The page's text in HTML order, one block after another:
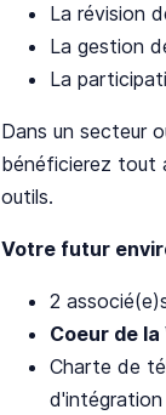
La révision
La gestion
La
Dans un secteur
bénéficierez tout
outils.
Votre futur
2
Coeur de
Charte de
d'intégration